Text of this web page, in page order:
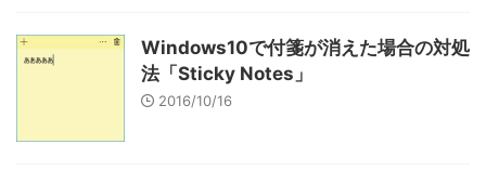
Windows10で付箋が消えた場合の対処
法「Sticky Notes」
2016/10/16